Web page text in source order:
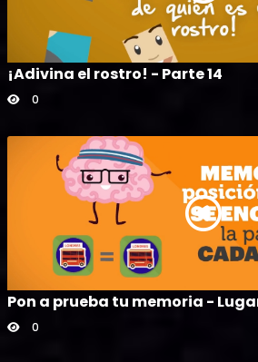
¡Adivina el rostro! - Parte 14
0
Pon a prueba tu memoria -
0